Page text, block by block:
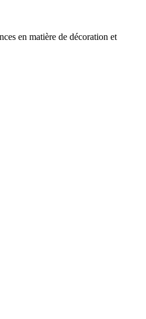
en matière de décoration et